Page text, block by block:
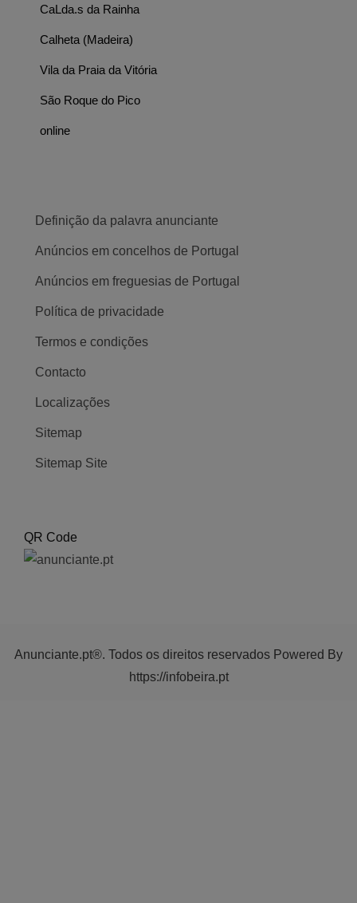
CaLda.s da Rainha
Calheta (Madeira)
Vila da Praia da Vitória
São Roque do Pico
online
Definição da palavra anunciante
Anúncios em concelhos de Portugal
Anúncios em freguesias de Portugal
Política de privacidade
Termos e condições
Contacto
Localizações
Sitemap
Sitemap Site
QR Code
Anunciante.pt®. Todos os direitos reservados Powered By
https://infobeira.pt